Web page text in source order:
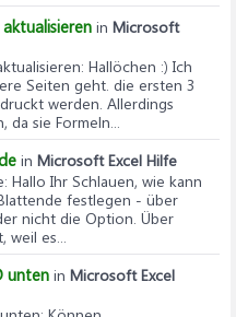
in Microsoft
: Hallöchen :) Ich
Seiten geht. die ersten 3
werden. Allerdings
da sie Formeln...
in Microsoft Excel Hilfe
: Hallo Ihr Schlauen, wie kann
festlegen - über
nicht die Option. Über
weil es...
unten in Microsoft Excel